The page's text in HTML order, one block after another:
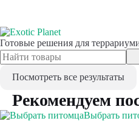
Готовые решения для
Посмотреть все результаты
Рекомендуем
Выбрать